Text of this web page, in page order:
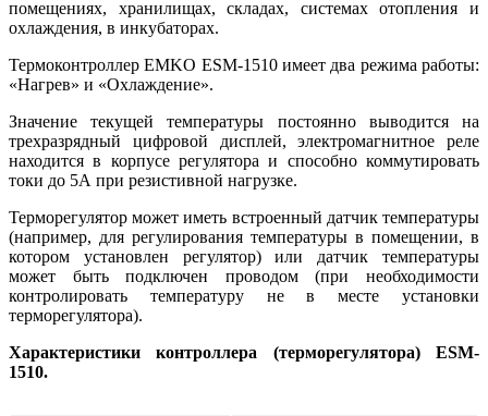
помещениях, хранилищах, складах, системах отопления и
охлаждения, в инкубаторах.
Термоконтроллер EMKO ESM-1510 имеет два режима работы:
«Нагрев» и «Охлаждение».
Значение текущей температуры постоянно выводится на
трехразрядный цифровой дисплей, электромагнитное реле
находится в корпусе регулятора и способно коммутировать
токи до 5А при резистивной нагрузке.
Терморегулятор может иметь встроенный датчик температуры
(например, для регулирования температуры в помещении, в
котором установлен регулятор) или датчик температуры
может быть подключен проводом (при необходимости
контролировать температуру не в месте установки
терморегулятора).
Характеристики контроллера (терморегулятора) ESM-
1510.